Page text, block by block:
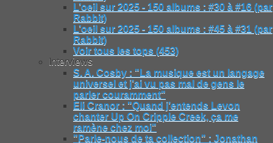
L’oeil sur 2025 - 150 albums : #30 à #16 (par
Rabbit)
L’oeil sur 2025 - 150 albums : #45 à #31 (par
Rabbit)
Voir tous les tops (453)
Interviews
S. A. Cosby : "La musique est un langage
universel et j’ai vu pas mal de gens le
parler couramment"
Eli Cranor : "Quand j’entends Levon
chanter Up On Cripple Creek, ça me
ramène chez moi"
"Parle-nous de ta collection" : Jonathan